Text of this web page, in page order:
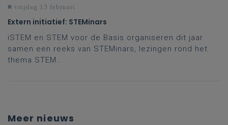
vrijdag 13 februari
Extern initiatief: STEMinars
iSTEM en STEM voor de Basis organiseren dit jaar
samen een reeks van STEMinars, lezingen rond het
thema STEM.
Meer nieuws